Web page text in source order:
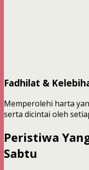
Fadhilat &
Memperolehi harta
serta dicintai oleh
Peristiwa
Sabtu